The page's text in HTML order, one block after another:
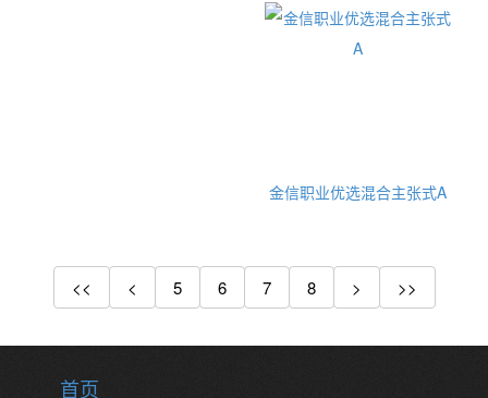
金信职业优选混合主张式A
<< < 5 6 7 8 > >>
首页